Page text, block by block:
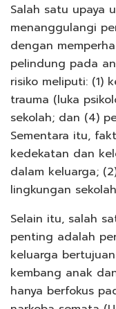
Salah satu upaya
menanggulangi
dengan
pelindung pada
risiko meliputi: (1)
trauma (luka
sekolah; dan (4)
Sementara itu,
kedekatan dan
dalam keluarga;
lingkungan
Selain itu, salah
penting adalah
keluarga
kembang anak
hanya berfokus